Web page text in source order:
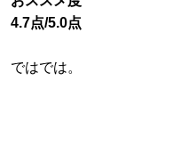
4.7点/5.0点
ではでは。